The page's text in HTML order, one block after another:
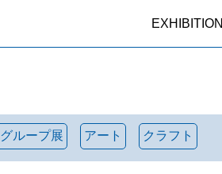
EXHIBITION
グループ展 アート クラフト